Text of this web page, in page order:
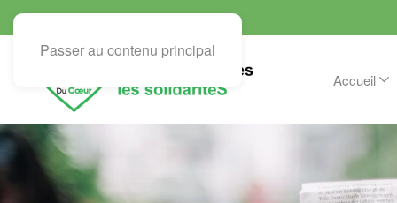
Passer au contenu principal
Accueil